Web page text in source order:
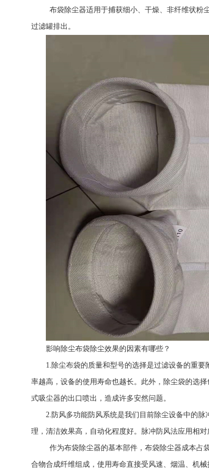
布袋除尘器适用于捕获细小、干燥、非纤维状粉
过滤罐排出。
影响除尘布袋除尘效果的因素有哪些？
1.除尘布袋的质量和型号的选择是过滤设备的重
率越高，设备的使用寿命也越长。此外，除尘袋的选
式吸尘器的出口喷出，造成许多安然问题。
2.防风多功能防风系统是我们目前除尘设备中的
理，清洁效果高，自动化程度好。脉冲防风法应用相对
作为布袋除尘器的基本部件，布袋除尘器成本占
合物合成纤维组成，使用寿命直接受风速、烟温、机